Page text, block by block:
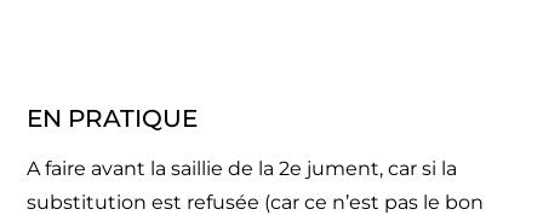
EN PRATIQUE
A faire avant la saillie de la 2e jument, car si la
substitution est refusée (car ce n’est pas le bon